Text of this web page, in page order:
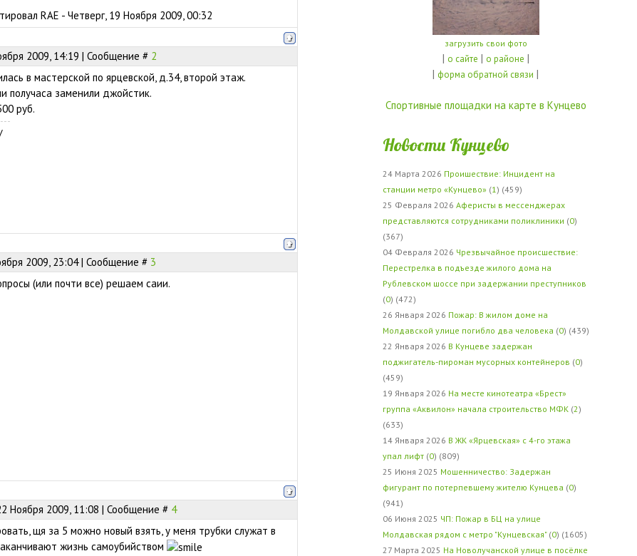
RAE - Четверг, 19 Ноября 2009, 00:32
2009, 14:19 | Сообщение # 2
в мастерской по ярцевской, д.34, второй этаж.
получаса заменили джойстик.
руб.
2009, 23:04 | Сообщение # 3
(или почти все) решаем саии.
Ноября 2009, 11:08 | Сообщение # 4
щя за 5 можно новый взять, у меня трубки служат в
жизнь самоубийством
загрузить свои фото
| о сайте | о районе |
|форма обратной связи |
Спортивные площадки на карте в Кунцево
Новости Кунцево
24 Марта 2026 Проишествие: Инцидент на
станции метро «Кунцево» (1) (459)
25 Февраля 2026 Аферисты в мессенджерах
представляются сотрудниками поликлиники (0)
(367)
04 Февраля 2026 Чрезвычайное происшествие:
Перестрелка в подъезде жилого дома на
Рублевском шоссе при задержании преступников
(0) (472)
26 Января 2026 Пожар: В жилом доме на
Молдавской улице погибло два человека (0) (439)
22 Января 2026 В Кунцеве задержан
поджигатель-пироман мусорных контейнеров (0)
(459)
19 Января 2026 На месте кинотеатра «Брест»
группа «Аквилон» начала строительство МФК (2)
(633)
14 Января 2026 В ЖК «Ярцевская» с 4-го этажа
упал лифт (0) (809)
25 Июня 2025 Мошенничество: Задержан
фигурант по потерпевшему жителю Кунцева (0)
(941)
06 Июня 2025 ЧП: Пожар в БЦ на улице
Молдавская рядом с метро "Кунцевская" (0) (1605)
27 Марта 2025 На Новолучанской улице в посёлке